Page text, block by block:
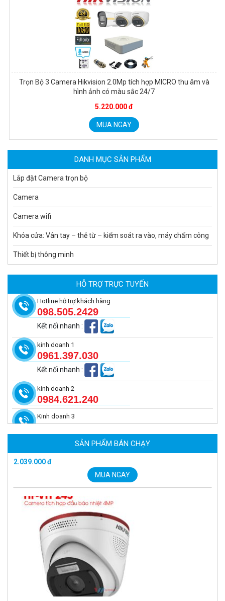
Trọn Bộ 3 Camera Hikvision 2.0Mp tích hợp MICRO thu âm và
hình ảnh có màu sắc 24/7
5.220.000 đ
MUA NGAY
DANH MỤC SẢN PHẨM
Lắp đặt Camera trọn bộ
Camera
Camera wifi
Khóa cửa: Vân tay – thẻ từ – kiểm soát ra vào, máy chấm công
Thiết bị thông minh
HỖ TRỢ TRỰC TUYẾN
Hotline hỗ trợ khách hàng
098.505.2429
Kết nối nhanh :
kinh doanh 1
0961.397.030
Kết nối nhanh :
kinh doanh 2
0984.621.240
Kinh doanh 3
SẢN PHẨM BÁN CHẠY
MUA NGAY
Camera tích hợp đầu báo nhiệt 2MP Hikfire HF-VH 221
1.679.000 đ
MUA NGAY
Camera tích hợp đầu báo nhiệt 2MP Hikfire HF-VH 223
MUA NGAY
Camera tích hợp đầu báo nhiệt 4MP Hikfire HF-VH 243